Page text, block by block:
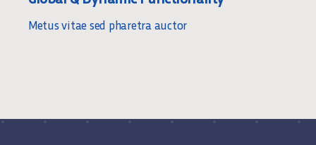
Metus vitae sed pharetra auctor